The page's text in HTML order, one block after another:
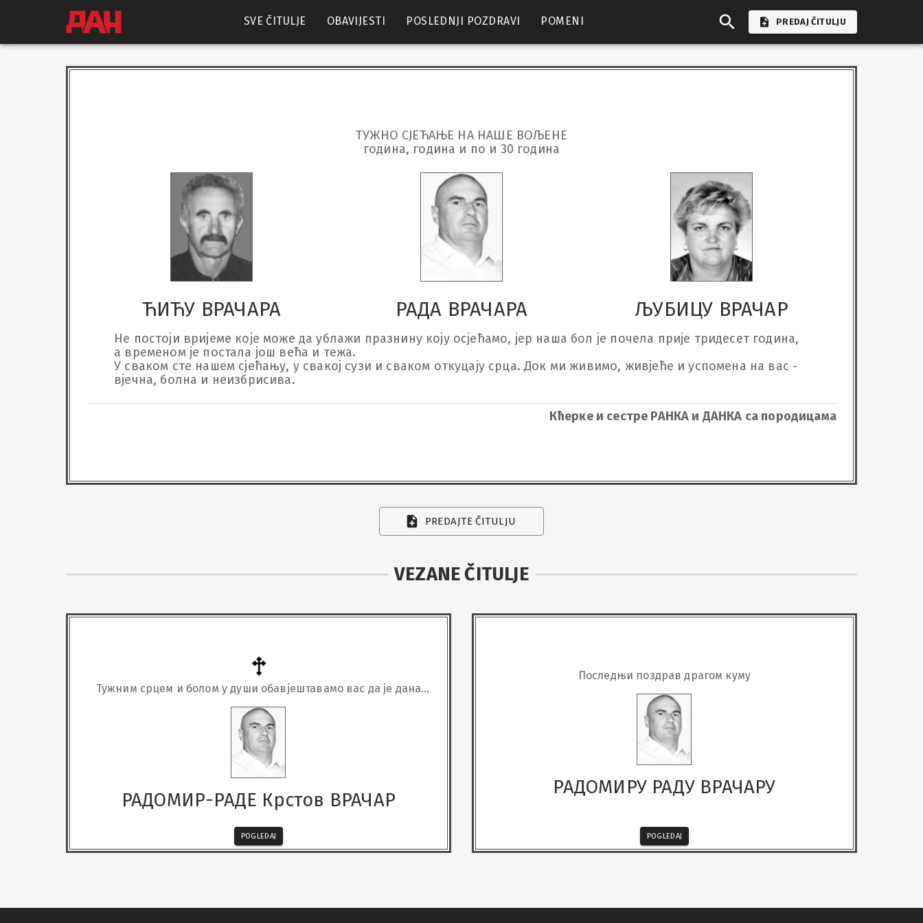
SVE ČITULJE OBAVIJESTI POSLEDNJI POZDRAVI POMENI PREDAJ ČITULJU
ТУЖНО СЈЕЋАЊЕ НА НАШЕ ВОЉЕНЕ
година, година и по и 30 година
ЋИЋУ ВРАЧАРА РАДА ВРАЧАРА ЉУБИЦУ ВРАЧАР
Не постоји вријеме које може да ублажи празнину коју осјећамо, јер наша бол је почела прије тридесет година,
а временом је постала још већа и тежа.
У сваком сте нашем сјећању, у свакој сузи и сваком откуцају срца. Док ми живимо, живјеће и успомена на вас -
вјечна, болна и неизбрисива.
Кћерке и сестре РАНКА и ДАНКА са породицама
PREDAJTE ČITULJU
VEZANE ČITULJE
Тужним срцем и болом у души обавјештавамо вас да је дана
РАДОМИР-РАДЕ Крстов ВРАЧАР
POGLEDAJ
Последњи поздрав драгом куму
РАДОМИРУ РАДУ ВРАЧАРУ
POGLEDAJ